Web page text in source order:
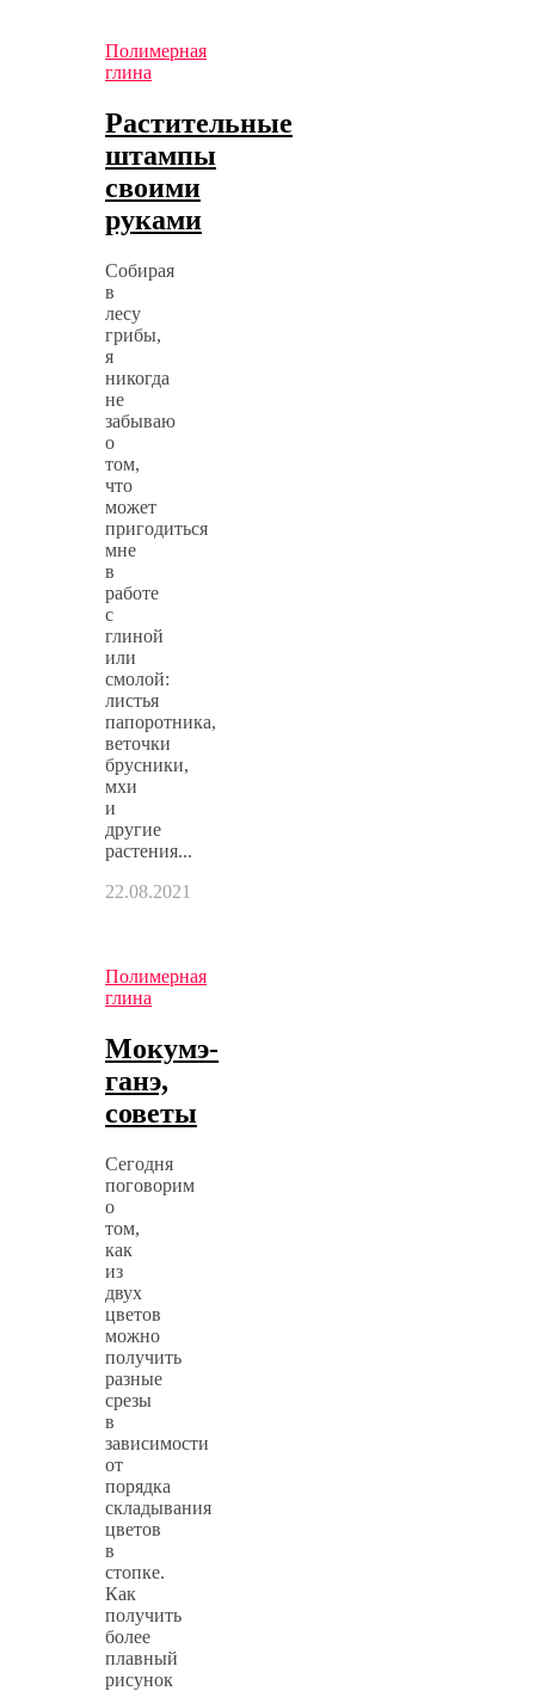
Полимерная
глина
Растительные
штампы
своими
руками
Собирая
в
лесу
грибы,
я
никогда
не
забываю
о
том,
что
может
пригодиться
мне
в
работе
с
глиной
или
смолой:
листья
папоротника,
веточки
брусники,
мхи
и
другие
растения...
22.08.2021
Полимерная
глина
Мокумэ-
ганэ,
советы
Сегодня
поговорим
о
том,
как
из
двух
цветов
можно
получить
разные
срезы
в
зависимости
от
порядка
складывания
цветов
в
стопке.
Как
получить
более
плавный
рисунок